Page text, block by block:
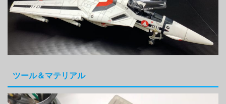
ツール＆マテリアル